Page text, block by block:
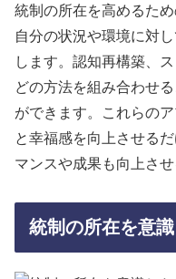
統制の所在を高めるた
自分の状況や環境に対
します。認知再構築、
どの方法を組み合わせ
ができます。これらの
と幸福感を向上させる
マンスや成果も向上させ
統制の所在を意